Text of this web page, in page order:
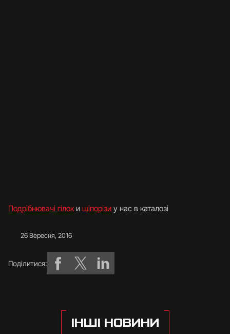
Подрібнювачі гілоки щіпорізи у нас в каталозі
26 Вересня, 2016
Поділитися:
ІНШІ НОВИНИ